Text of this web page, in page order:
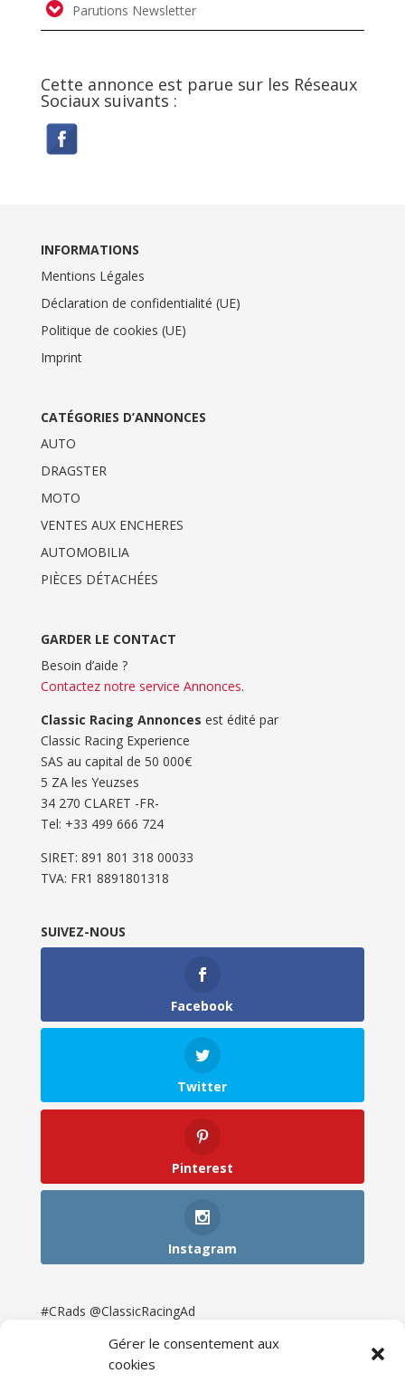
Gérer le consentement aux
cookies
Parutions Newsletter
Cette annonce est parue sur les Réseaux
Sociaux suivants :
INFORMATIONS
Mentions Légales
Déclaration de confidentialité (UE)
Politique de cookies (UE)
Imprint
CATÉGORIES D’ANNONCES
AUTO
DRAGSTER
MOTO
VENTES AUX ENCHERES
AUTOMOBILIA
PIÈCES DÉTACHÉES
GARDER LE CONTACT
Besoin d’aide ?
Contactez notre service Annonces.
Classic Racing Annonces est édité par
Classic Racing Experience
SAS au capital de 50 000€
5 ZA les Yeuzses
34 270 CLARET -FR-
Tel: ‭+33 499 666 724‬
SIRET: 891 801 318 00033
TVA: FR1 8891801318
SUIVEZ-NOUS
Facebook
Twitter
Pinterest
Instagram
#CRads @ClassicRacingAd